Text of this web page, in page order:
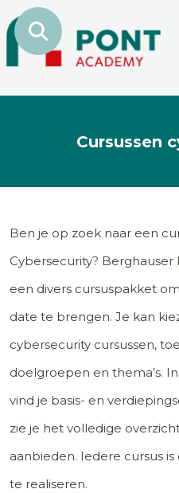
Cursussen
Ben je op zoek naar een
Cybersecurity?
een divers cursuspakket
date te brengen. Je kan
cybersecurity cursussen,
doelgroepen en thema’s.
vind je basis- en
zie je het volledige
aanbieden. Iedere cursus
te realiseren.